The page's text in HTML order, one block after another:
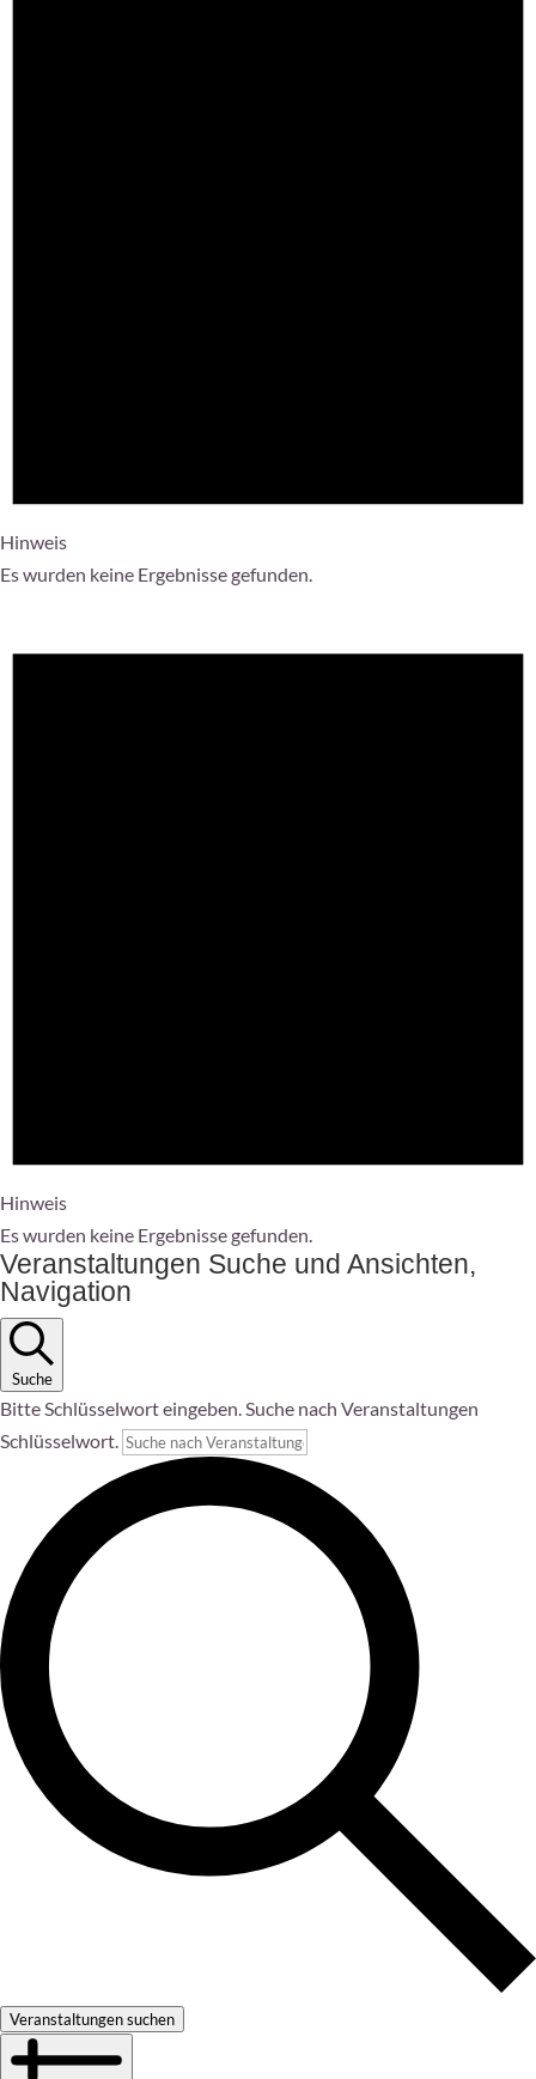
Hinweis
Es wurden keine Ergebnisse gefunden.
Hinweis
Es wurden keine Ergebnisse gefunden.
Veranstaltungen Suche und Ansichten,
Navigation
Suche
Bitte Schlüsselwort eingeben. Suche nach Veranstaltungen
Schlüsselwort.
Veranstaltungen suchen